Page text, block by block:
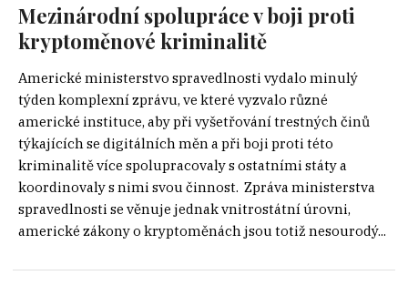
Mezinárodní spolupráce v boji proti
kryptoměnové kriminalitě
Americké ministerstvo spravedlnosti vydalo minulý
týden komplexní zprávu, ve které vyzvalo různé
americké instituce, aby při vyšetřování trestných činů
týkajících se digitálních měn a při boji proti této
kriminalitě více spolupracovaly s ostatními státy a
koordinovaly s nimi svou činnost. Zpráva ministerstva
spravedlnosti se věnuje jednak vnitrostátní úrovni,
americké zákony o kryptoměnách jsou totiž nesourodý...